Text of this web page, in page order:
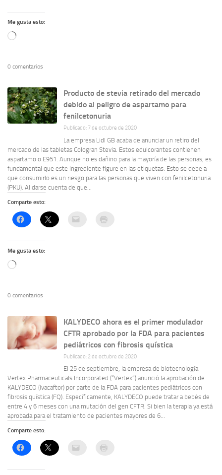
Me gusta esto:
Cargando...
0 comentarios
Producto de stevia retirado del mercado
debido al peligro de aspartamo para
fenilcetonuria
Publicado: 7 de octubre de 2020
La empresa Lidl GB acaba de anunciar un retiro del
mercado de las tabletas Cologran Stevia. Estos edulcorantes contienen
aspartamo o E951. Aunque no es dañino para la mayoría de las personas, es
fundamental que este ingrediente figure en las etiquetas. Esto se debe a
que consumirlo es un riesgo para las personas que viven con fenilcetonuria
(PKU). Al darse cuenta de que...
Comparte esto:
Me gusta esto:
Cargando...
0 comentarios
KALYDECO ahora es el primer modulador
CFTR aprobado por la FDA para pacientes
pediátricos con fibrosis quística
Publicado: 2 de octubre de 2020
El 25 de septiembre, la empresa de biotecnología
Vertex Pharmaceuticals Incorporated (“Vertex”) anunció la aprobación de
KALYDECO (ivacaftor) por parte de la FDA para pacientes pediátricos con
fibrosis quística (FQ). Específicamente, KALYDECO puede tratar a bebés de
entre 4 y 6 meses con una mutación del gen CFTR. Si bien la terapia ya está
aprobada para el tratamiento de pacientes mayores de 6...
Comparte esto: